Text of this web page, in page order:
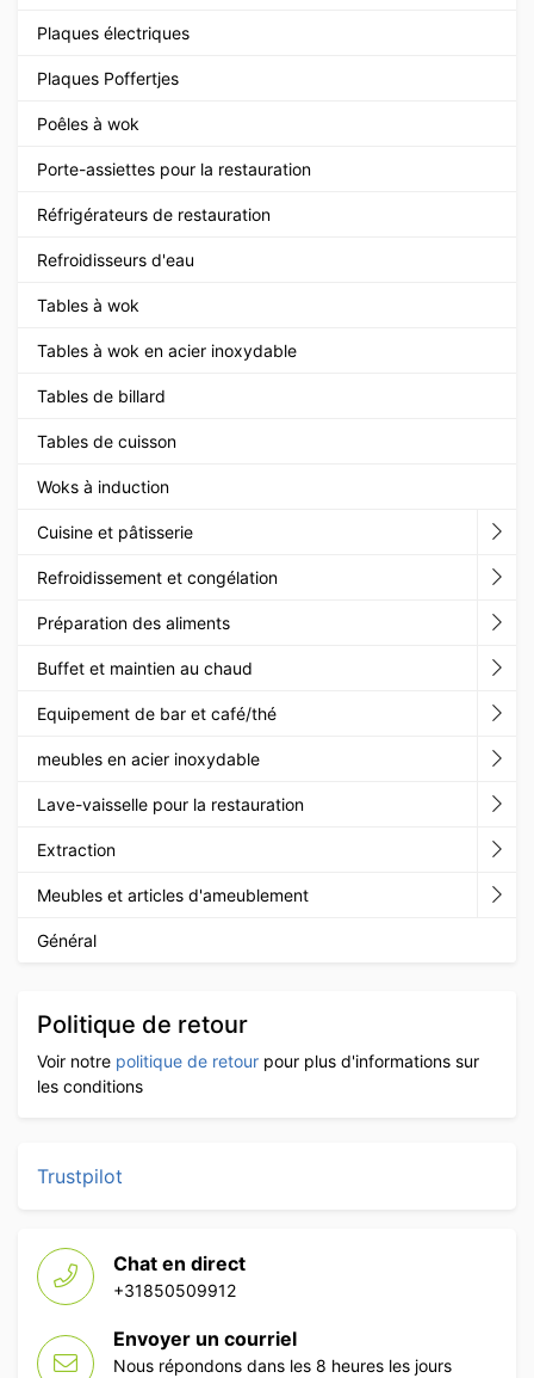
Plaques électriques
Plaques Poffertjes
Poêles à wok
Porte-assiettes pour la restauration
Réfrigérateurs de restauration
Refroidisseurs d'eau
Tables à wok
Tables à wok en acier inoxydable
Tables de billard
Tables de cuisson
Woks à induction
Cuisine et pâtisserie
Refroidissement et congélation
Préparation des aliments
Buffet et maintien au chaud
Equipement de bar et café/thé
meubles en acier inoxydable
Lave-vaisselle pour la restauration
Extraction
Meubles et articles d'ameublement
Général
Politique de retour
Voir notre politique de retour pour plus d'informations sur
les conditions
Trustpilot
Chat en direct
+31850509912
Envoyer un courriel
Nous répondons dans les 8 heures les jours